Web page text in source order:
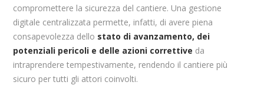
compromettere la sicurezza del cantiere. Una gestione
digitale centralizzata permette, infatti, di avere piena
consapevolezza dello stato di avanzamento, dei
potenziali pericoli e delle azioni correttive da
intraprendere tempestivamente, rendendo il cantiere più
sicuro per tutti gli attori coinvolti.